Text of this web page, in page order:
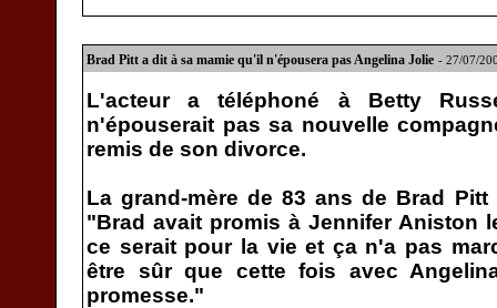
Brad Pitt a dit à sa mamie qu'il n'épousera pas Angelina Jolie - 27/07/
L'acteur a téléphoné à Betty
n'épouserait pas sa nouvelle
remis de son divorce.
La grand-mère de 83 ans de Brad
"Brad avait promis à Jennifer Aniston
ce serait pour la vie et ça n'a pas
être sûr que cette fois avec
promesse."